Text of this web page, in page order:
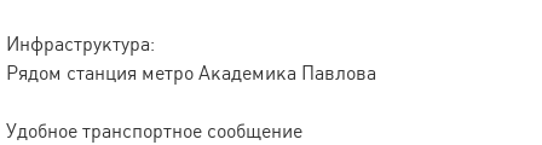
Инфраструктура:
Рядом станция метро Академика Павлова
Удобное транспортное сообщение